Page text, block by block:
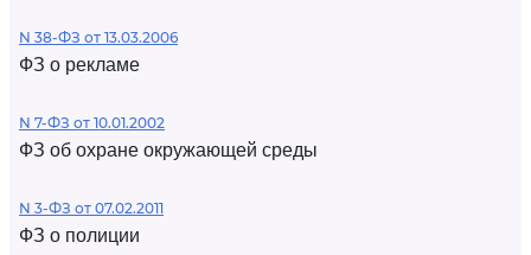
N 38-ФЗ от 13.03.2006
ФЗ о рекламе
N 7-ФЗ от 10.01.2002
ФЗ об охране окружающей среды
N 3-ФЗ от 07.02.2011
ФЗ о полиции